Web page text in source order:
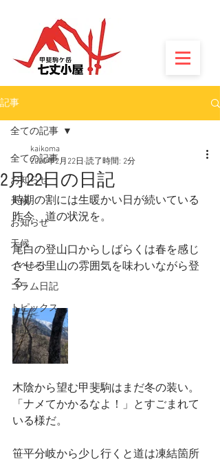
記事
全ての記事
お知らせ
天候
お知らせ
天候
イベント
コラム日記
トピックス
日記
全ての記事
2月22日の日記
kaikoma
2020年2月22日 読了時間: 2分
時期の割には生暖かい日が続いている
昨今、道の状況を。
尾白の登山口からしばらくは春を感じ
させる里山の雰囲気を味わいながら登
る。
木陰から望む甲斐駒はまだ冬の装い。
「ナメてかかるなよ！」とすごまれて
いる様だ。
笹平分岐から少し行くと道は凍結箇所